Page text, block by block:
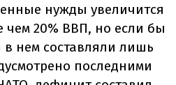
нужды увеличится
чем 20% ВВП, но если бы
нем составляли лишь
последними